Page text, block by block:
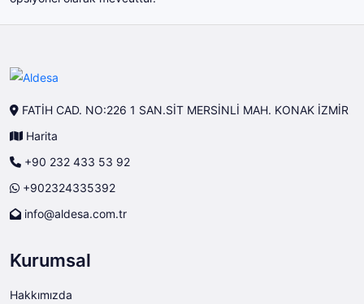
FATİH CAD. NO:226 1 SAN.SİT MERSİNLİ MAH. KONAK İZMİR
Harita
+90 232 433 53 92
+902324335392
info@aldesa.com.tr
Kurumsal
Hakkımızda